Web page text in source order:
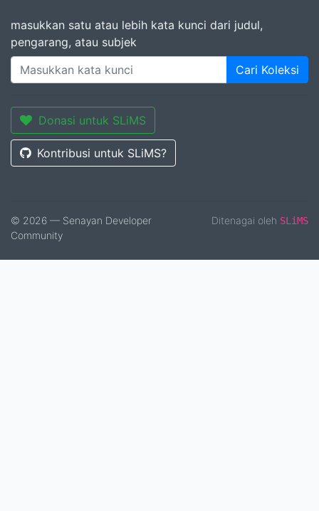
masukkan satu atau lebih kata kunci dari judul,
pengarang, atau subjek
Cari Koleksi
Donasi untuk SLiMS
Kontribusi untuk SLiMS?
© 2026 — Senayan Developer
Community
Ditenagai oleh SLiMS